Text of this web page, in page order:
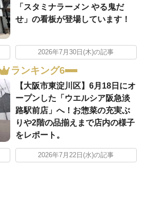
「スタミナラーメン やる鬼だ
せ」の看板が登場しています！
2026年7月30日(木)の記事
ランキング6
【大阪市東淀川区】6月18日にオ
ープンした「ウエルシア阪急淡
路駅前店」へ！お惣菜の充実ぶ
りや2階の品揃えまで店内の様子
をレポート。
2026年7月22日(水)の記事